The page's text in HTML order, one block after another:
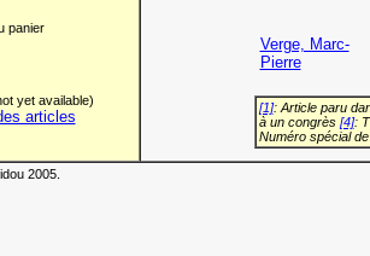
panier
yet available)
articles
Verge, Marc-
Pierre
[1]: Article paru
à un congrès [4]:
Numéro spécial
2005.